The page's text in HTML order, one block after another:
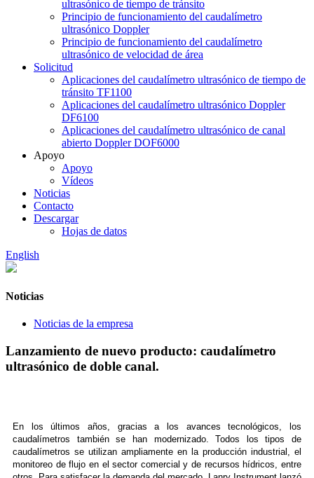
ultrasónico de tiempo de tránsito
Principio de funcionamiento del caudalímetro
ultrasónico Doppler
Principio de funcionamiento del caudalímetro
ultrasónico de velocidad de área
Solicitud
Aplicaciones del caudalímetro ultrasónico de tiempo de
tránsito TF1100
Aplicaciones del caudalímetro ultrasónico Doppler
DF6100
Aplicaciones del caudalímetro ultrasónico de canal
abierto Doppler DOF6000
Apoyo
Apoyo
Vídeos
Noticias
Contacto
Descargar
Hojas de datos
English
Noticias
Noticias de la empresa
Lanzamiento de nuevo producto: caudalímetro
ultrasónico de doble canal.
En los últimos años, gracias a los avances tecnológicos, los
caudalímetros también se han modernizado. Todos los tipos de
caudalímetros se utilizan ampliamente en la producción industrial, el
monitoreo de flujo en el sector comercial y de recursos hídricos, entre